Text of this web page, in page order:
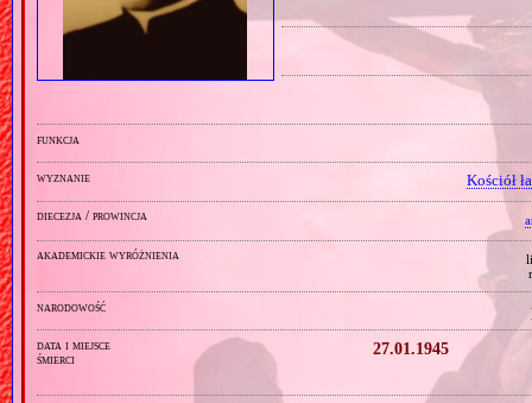
funkcja
wyznanie Kościół
diecezja / prowincja
akademickie wyróżnienia
narodowość
data i miejsce
śmierci
27.01.1945